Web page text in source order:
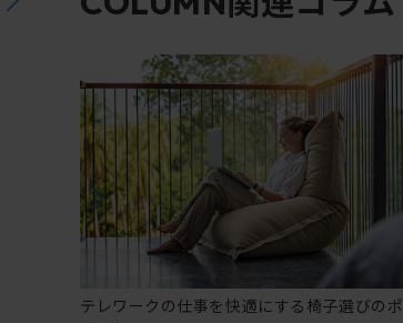
テレワークの仕事を快適にする椅子選びのポ